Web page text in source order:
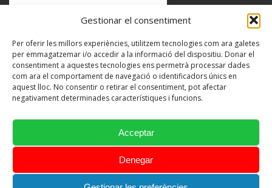
Gestionar el consentiment
Per oferir les millors experiències, utilitzem tecnologies com ara galetes
per emmagatzemar i/o accedir a la informació del dispositiu. Donar el
consentiment a aquestes tecnologies ens permetrà processar dades
com ara el comportament de navegació o identificadors únics en
aquest lloc. No consentir o retirar el consentiment, pot afectar
negativament determinades característiques i funcions.
Acceptar
Denegar